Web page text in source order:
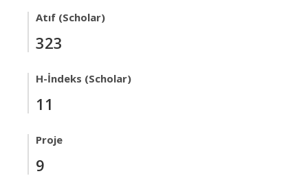
Atıf (Scholar)
323
H-İndeks (Scholar)
11
Proje
9